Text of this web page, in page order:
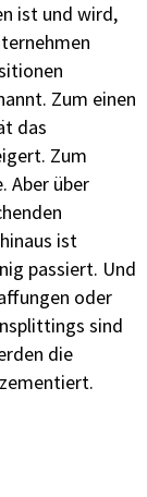
ist und wird,
Zum einen
das
Zum
Aber über
ist
passiert. Und
oder
sind
die